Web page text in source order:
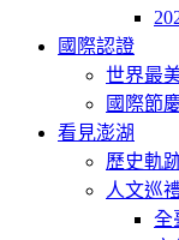
國際認證
世界最
國際節
看見澎湖
歷史軌
人文巡
全